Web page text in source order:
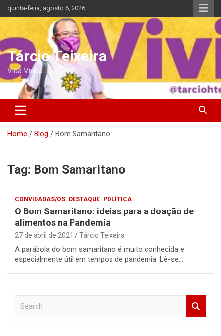
to
quinta-feira, agosto 6, 2026
Tárcio Teixeira
Vida Vivida
Home Blog Bom Samaritano
Tag: Bom Samaritano
CONVIDADAS/OS DESTAQUE POLÍTICA
O Bom Samaritano: ideias para a doação de
alimentos na Pandemia
27 de abril de 2021 Tárcio Teixeira
A parábola do bom samaritano é muito conhecida e
especialmente útil em tempos de pandemia. Lê-se…